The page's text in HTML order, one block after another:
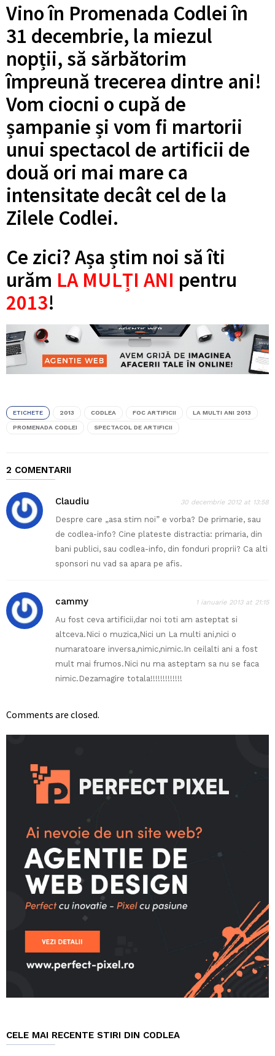
Vino în Promenada Codlei în
31 decembrie, la miezul
nopții, să sărbătorim
împreună trecerea dintre ani!
Vom ciocni o cupă de
șampanie și vom fi martorii
unui spectacol de artificii de
două ori mai mare ca
intensitate decât cel de la
Zilele Codlei.
Ce zici? Așa știm noi să îti
urăm LA MULȚI ANI pentru
2013!
ETICHETE 2013 CODLEA FOC ARTIFICII LA MULTI ANI 2013
PROMENADA CODLEI SPECTACOL DE ARTIFICII
2 COMENTARII
Claudiu 30 decembrie 2012 at 13:58
Despre care „asa stim noi” e vorba? De primarie, sau
de codlea-info? Cine plateste distractia: primaria, din
bani publici, sau codlea-info, din fonduri proprii? Ca alti
sponsori nu vad sa apara pe afis.
cammy 1 ianuarie 2013 at 21:15
Au fost ceva artificii,dar noi toti am asteptat si
altceva.Nici o muzica,Nici un La multi ani,nici o
numaratoare inversa,nimic,nimic.In ceilalti ani a fost
mult mai frumos.Nici nu ma asteptam sa nu se faca
nimic.Dezamagire totala!!!!!!!!!!!!!
Comments are closed.
CELE MAI RECENTE STIRI DIN CODLEA